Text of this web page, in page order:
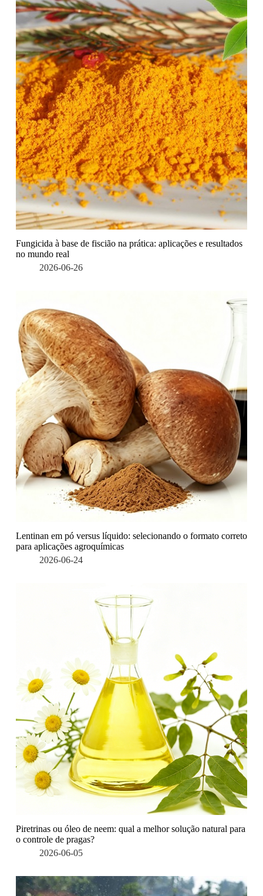
Fungicida à base de fiscião na prática: aplicações e resultados
no mundo real
2026-06-26
Lentinan em pó versus líquido: selecionando o formato correto
para aplicações agroquímicas
2026-06-24
Piretrinas ou óleo de neem: qual a melhor solução natural para
o controle de pragas?
2026-06-05